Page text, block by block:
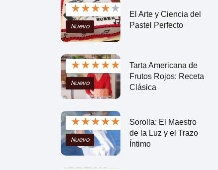
★★★★★
Nuevo
El Arte y Ciencia del
Pastel Perfecto
★★★★★
Nuevo
Tarta Americana de
Frutos Rojos: Receta
Clásica
★★★★★
Nuevo
Sorolla: El Maestro
de la Luz y el Trazo
Íntimo